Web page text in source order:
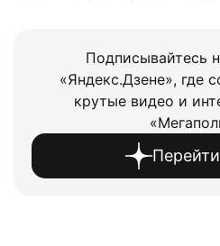
Подписывайтесь
«Яндекс.Дзене», где
крутые видео и